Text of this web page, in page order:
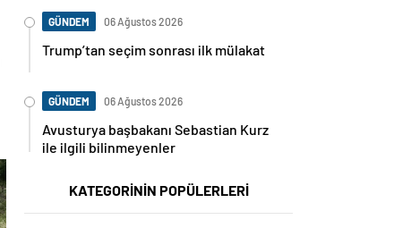
GÜNDEM 06 Ağustos 2026
Trump’tan seçim sonrası ilk mülakat
GÜNDEM 06 Ağustos 2026
Avusturya başbakanı Sebastian Kurz
ile ilgili bilinmeyenler
KATEGORİNİN POPÜLERLERİ